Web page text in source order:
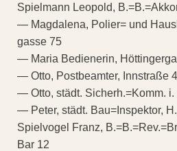
Spielmann Leopold,
— Magdalena, Polier= und
gasse 75
— Maria Bedienerin,
— Otto, Postbeamter, Innstraße
— Otto, städt. Sicherh.=Komm. i.
— Peter, städt. Bau=Inspektor,
Spielvogel Franz,
Bar 12